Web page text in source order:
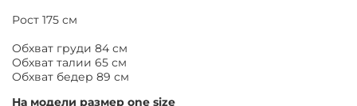
Рост 175 см
Обхват груди 84 см
Обхват талии 65 см
Обхват бедер 89 см
На модели размер one size